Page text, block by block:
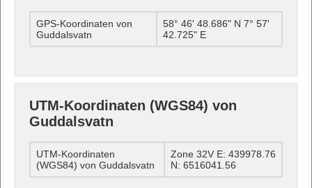
GPS-Koordinaten von
Guddalsvatn
58° 46' 48.686" N 7° 57'
42.725" E
UTM-Koordinaten (WGS84) von
Guddalsvatn
UTM-Koordinaten
(WGS84) von Guddalsvatn
Zone 32V E: 439978.76
N: 6516041.56